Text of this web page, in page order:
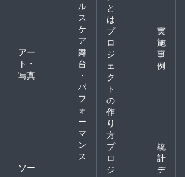
ル
ス
ケ
ア
アー
ト・
写真
舞
台
・
パ
フ
ォ
ー
マ
ン
ス
ソー
と
は
プ
ロ
ジ
ェ
ク
ト
の
作
り
方
実
施
事
例
プ
ロ
ジ
統
計
デ